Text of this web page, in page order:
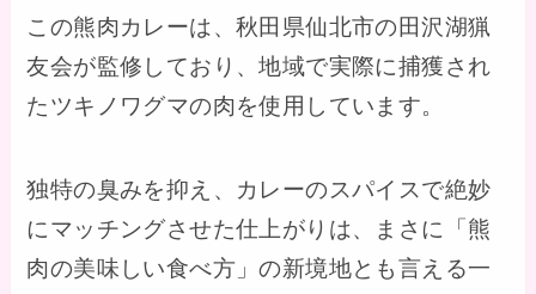
この熊肉カレーは、秋田県仙北市の田沢湖猟
友会が監修しており、地域で実際に捕獲され
たツキノワグマの肉を使用しています。
独特の臭みを抑え、カレーのスパイスで絶妙
にマッチングさせた仕上がりは、まさに「熊
肉の美味しい食べ方」の新境地とも言える一